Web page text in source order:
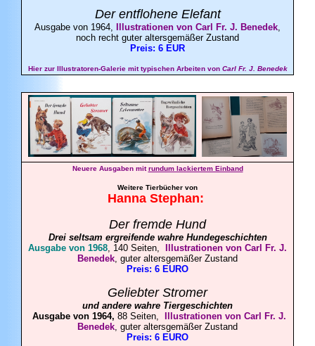
Der entflohene Elefant
Ausgabe von 1964, Illustrationen von Carl Fr. J. Benedek,
noch recht guter altersgemäßer Zustand
Preis: 6 EUR
Hier zur Illustratoren-Galerie mit typischen Arbeiten von Carl Fr. J. Benedek
Neuere Ausgaben mitrundum lackiertem Einband
Weitere Tierbücher von
Hanna Stephan:
Der fremde Hund
Drei seltsam ergreifende wahre Hundegeschichten
Ausgabe von 1968, 140 Seiten,
Illustrationen von Carl Fr. J.
Benedek, guter altersgemäßer Zustand
Preis: 6 EURO
Geliebter Stromer
und andere wahre Tiergeschichten
Ausgabe von 1964, 88 Seiten,
Illustrationen von Carl Fr. J.
Benedek, guter altersgemäßer Zustand
Preis: 6 EURO